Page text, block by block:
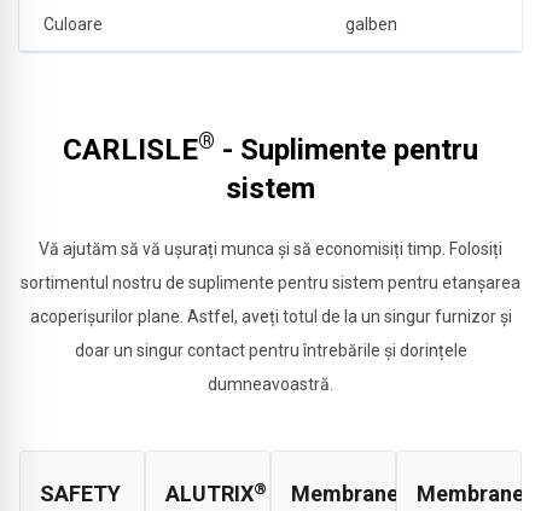
Culoare galben
CARLISLE® - Suplimente pentru
sistem
Vă ajutăm să vă ușurați munca și să economisiți timp. Folosiți
sortimentul nostru de suplimente pentru sistem pentru etanșarea
acoperișurilor plane. Astfel, aveți totul de la un singur furnizor și
doar un singur contact pentru întrebările și dorințele
dumneavoastră.
SAFETY
ALUTRIX®
Membrane
Membrane